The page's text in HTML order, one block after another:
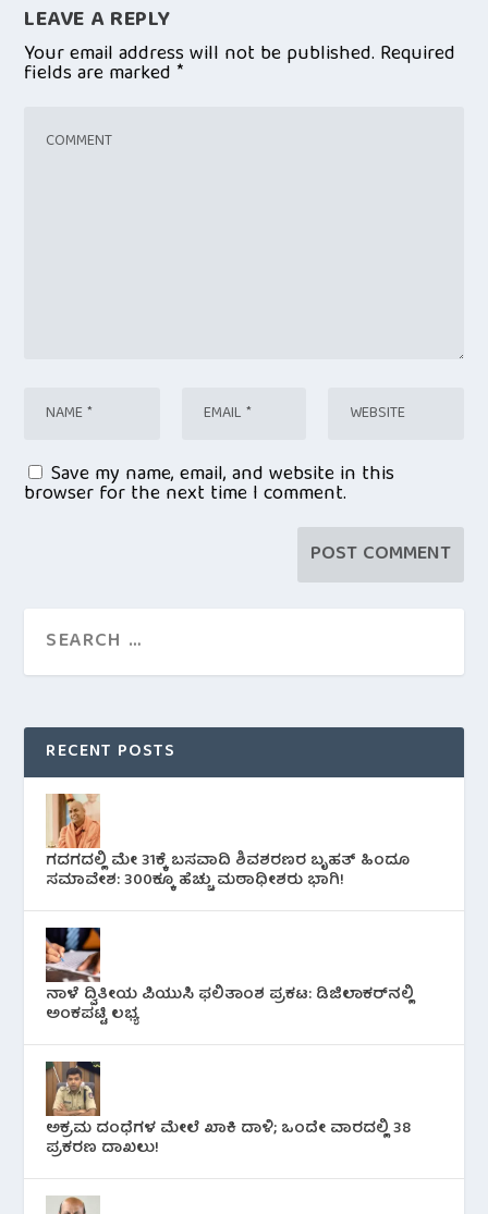
LEAVE A REPLY
Your email address will not be published. Required
fields are marked*
Save my name, email, and website in this
browser for the next time I comment.
RECENT POSTS
ಗದಗದಲ್ಲಿ ಮೇ 31ಕ್ಕೆ ಬಸವಾದಿ ಶಿವಶರಣರ ಬೃಹತ್ ಹಿಂದೂ
ಸಮಾವೇಶ: 300ಕ್ಕೂ ಹೆಚ್ಚು ಮಠಾಧೀಶರು ಭಾಗಿ!
ನಾಳೆ ದ್ವಿತೀಯ ಪಿಯುಸಿ ಫಲಿತಾಂಶ ಪ್ರಕಟ: ಡಿಜಿಲಾಕರ್‌ನಲ್ಲಿ
ಅಂಕಪಟ್ಟಿ ಲಭ್ಯ
ಅಕ್ರಮ ದಂಧೆಗಳ ಮೇಲೆ ಖಾಕಿ ದಾಳಿ; ಒಂದೇ ವಾರದಲ್ಲಿ 38
ಪ್ರಕರಣ ದಾಖಲು!